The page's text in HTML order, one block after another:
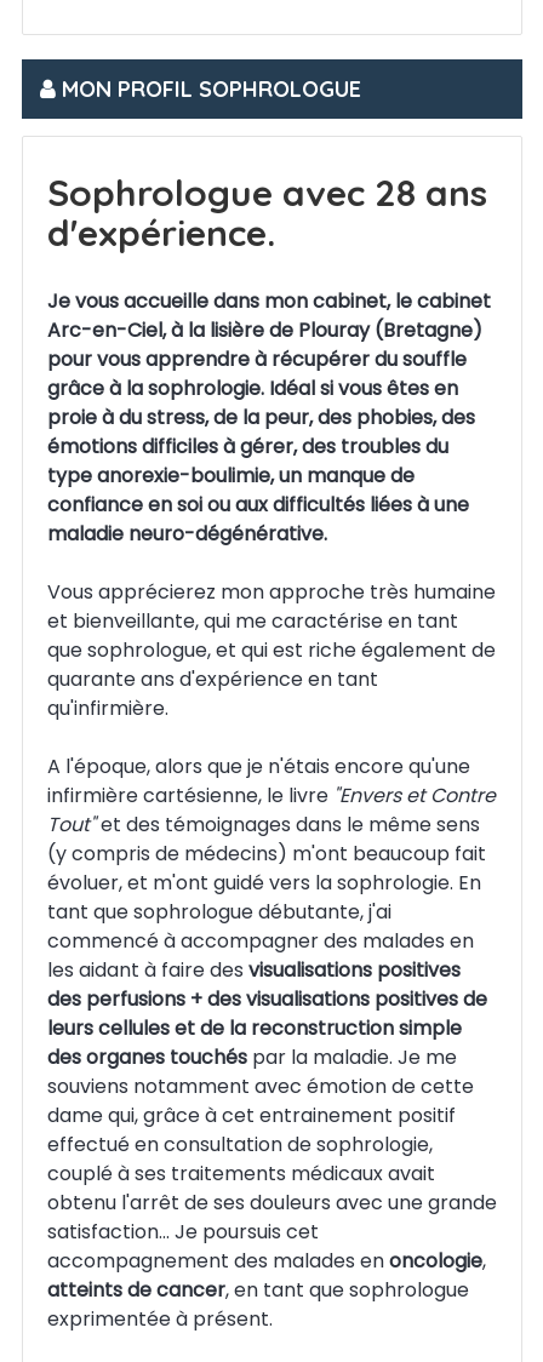
MON PROFIL SOPHROLOGUE
Sophrologue avec 28 ans
d'expérience.
Je vous accueille dans mon cabinet, le cabinet
Arc-en-Ciel, à la lisière de Plouray (Bretagne)
pour vous apprendre à récupérer du souffle
grâce à la sophrologie. Idéal si vous êtes en
proie à du stress, de la peur, des phobies, des
émotions difficiles à gérer, des troubles du
type anorexie-boulimie, un manque de
confiance en soi ou aux difficultés liées à une
maladie neuro-dégénérative.
Vous apprécierez mon approche très humaine
et bienveillante, qui me caractérise en tant
que sophrologue, et qui est riche également de
quarante ans d'expérience en tant
qu'infirmière.
A l'époque, alors que je n'étais encore qu'une
infirmière cartésienne, le livre "Envers et Contre
Tout"et des témoignages dans le même sens
(y compris de médecins) m'ont beaucoup fait
évoluer, et m'ont guidé vers la sophrologie. En
tant que sophrologue débutante, j'ai
commencé à accompagner des malades en
les aidant à faire des visualisations positives
des perfusions + des visualisations positives de
leurs cellules et de la reconstruction simple
des organes touchéspar la maladie. Je me
souviens notamment avec émotion de cette
dame qui, grâce à cet entrainement positif
effectué en consultation de sophrologie,
couplé à ses traitements médicaux avait
obtenu l'arrêt de ses douleurs avec une grande
satisfaction... Je poursuis cet
accompagnement des malades enoncologie,
atteints de cancer, en tant que sophrologue
exprimentée à présent.